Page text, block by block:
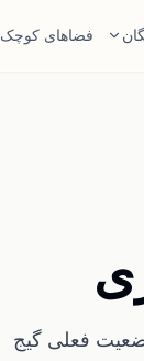
جا شدن مبلمان
میز، مسیر رفت‌وآمد را
فضاهای کوچک
فعلی گیج